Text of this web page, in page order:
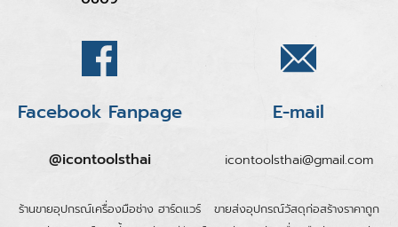
Facebook Fanpage
@icontoolsthai
E-mail
icontoolsthai@gmail.com
ร้านขายอุปกรณ์เครื่องมือช่าง ฮาร์ดแวร์
ขายส่งอุปกรณ์วัสดุก่อสร้างราคาถูก